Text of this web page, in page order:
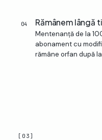
04 Rămânem lângă
Mentenanță de la
abonament cu
rămâne orfan după
[03]